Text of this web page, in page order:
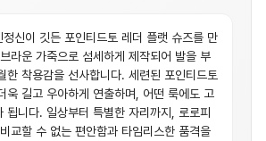
정신이 깃든 포인티드토 레더 플랫 슈즈를 만
라운 가죽으로 섬세하게 제작되어 발을 부
한 착용감을 선사합니다. 세련된 포인티드토
욱 길고 우아하게 연출하며, 어떤 룩에도 고
됩니다. 일상부터 특별한 자리까지, 로로피
교할 수 없는 편안함과 타임리스한 품격을